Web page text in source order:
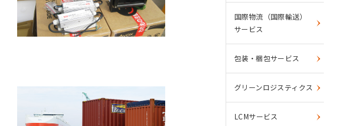
国際物流（国際輸送）
サービス
包装・梱包サービス
グリーンロジスティクス
LCMサービス